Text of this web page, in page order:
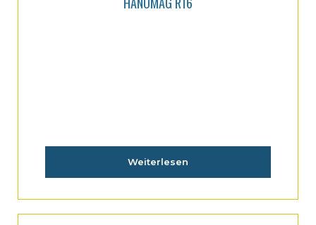
Weiterlesen